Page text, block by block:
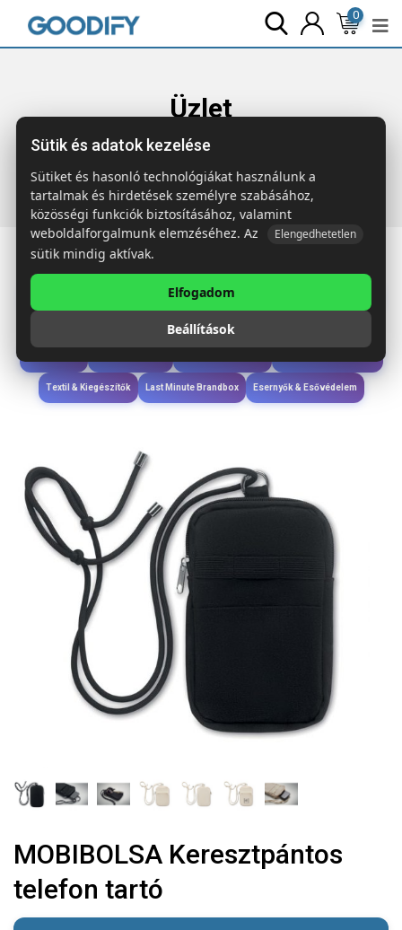
0
Üzlet
Főoldal Termékek Sport & Szabadidő
Keresztpántos telefon tartó
Étkezés & Ivás
Wellness & Ápolás
Textil & Kiegészítők Last Minute Brandbox Esernyők & Esővédelem
MOBIBOLSA Keresztpántos
telefon tartó
Sütik és adatok kezelése
Sütiket és hasonló technológiákat használunk a
tartalmak és hirdetések személyre szabásához,
közösségi funkciók biztosításához, valamint
weboldalforgalmunk elemzéséhez. Az
Elengedhetetlen
sütik mindig aktívak.
Elfogadom
Beállítások